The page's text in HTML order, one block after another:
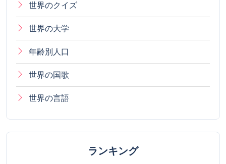
世界のクイズ
世界の大学
年齢別人口
世界の国歌
世界の言語
ランキング